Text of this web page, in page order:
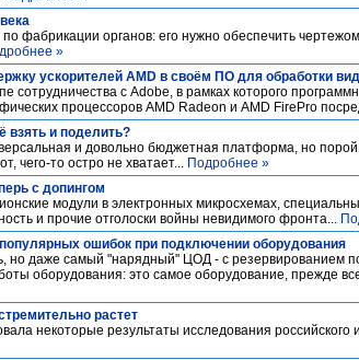
по фабрикации органов: его нужно обеспечить
»
ускорителей AMD в своём ПО для обработки
сотрудничества с Adobe, в рамках которого
процессоров AMD Radeon и AMD FirePro
взять и поделить?
и довольно бюджетная платформа, но
чего-то остро не хватает... Подробнее »
с допингом
модули в электронных микросхемах,
и прочие отголоски войны невидимого фронта...
ошибок при подключении оборудования
но даже самый "нарядный" ЦОД - с резервированием
оборудования: это самое оборудование, прежде
растет
некоторые результаты исследования российского